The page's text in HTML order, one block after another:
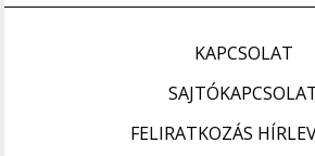
KAPCSOLAT
FELIRATKOZÁS